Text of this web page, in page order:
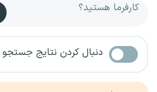
کارفرما هستید؟
دنبال کردن نتایج جستجو